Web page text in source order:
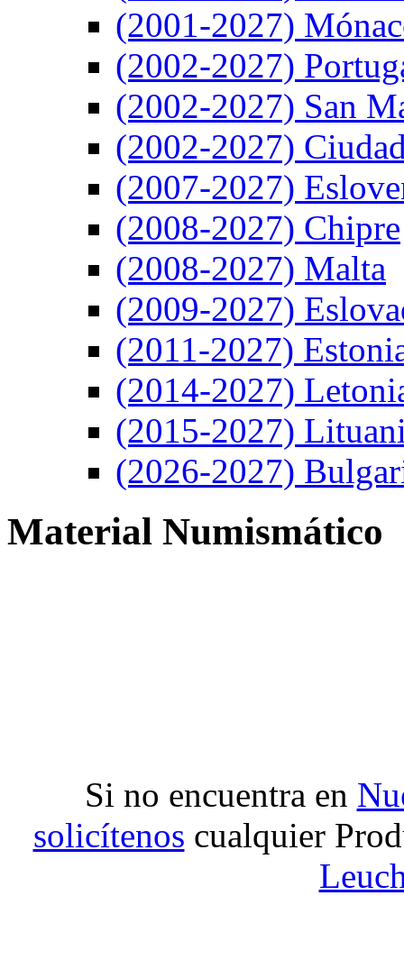
(2001-2027)
(2002-2027)
(2002-2027) San
(2002-2027)
(2007-2027)
(2008-2027) Chipre
(2008-2027) Malta
(2009-2027)
(2011-2027)
(2014-2027)
(2015-2027)
(2026-2027)
Material Numismático
Si no encuentra en
solicítenos cualquier